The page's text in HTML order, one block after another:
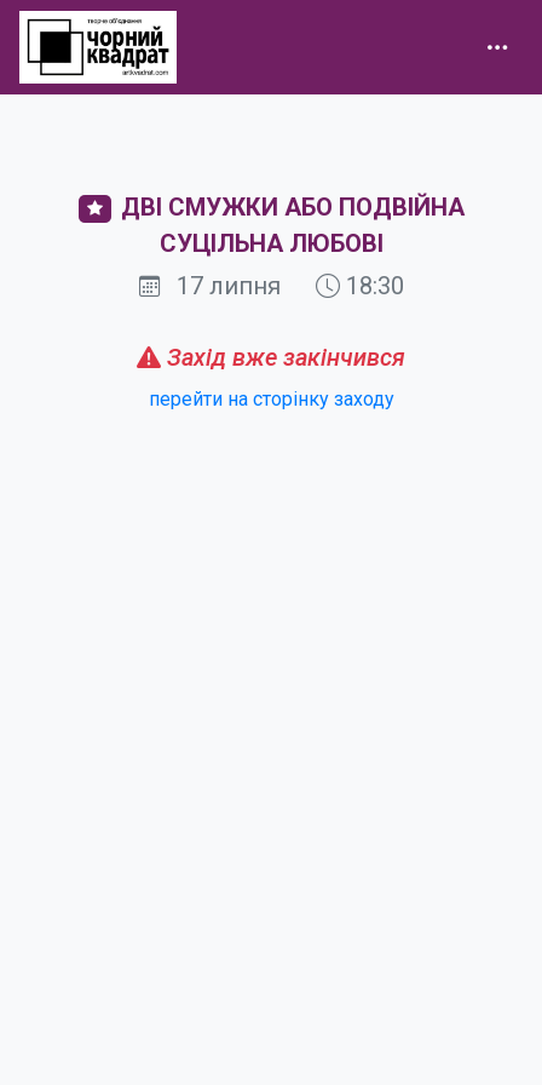
ДВІ СМУЖКИ АБО ПОДВІЙНА
СУЦІЛЬНА ЛЮБОВІ
17 липня
18:30
Захід вже закінчився
перейти на сторінку заходу